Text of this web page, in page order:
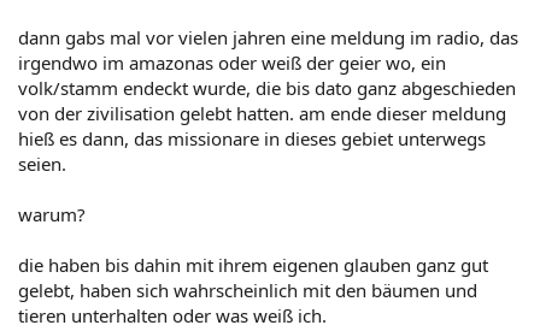
dann gabs mal vor vielen jahren eine meldung im radio, das
irgendwo im amazonas oder weiß der geier wo, ein
volk/stamm endeckt wurde, die bis dato ganz abgeschieden
von der zivilisation gelebt hatten. am ende dieser meldung
hieß es dann, das missionare in dieses gebiet unterwegs
seien.
warum?
die haben bis dahin mit ihrem eigenen glauben ganz gut
gelebt, haben sich wahrscheinlich mit den bäumen und
tieren unterhalten oder was weiß ich.